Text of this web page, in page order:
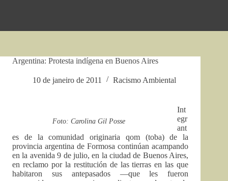
Argentina: Protesta indígena en Buenos Aires
10 de janeiro de 2011 Racismo Ambiental
Foto: Carolina Gil Posse
Int
egr
ant
es de la comunidad originaria qom (toba) de la
provincia argentina de Formosa continúan acampando
en la avenida 9 de julio, en la ciudad de Buenos Aires,
en reclamo por la restitución de las tierras en las que
habitaron sus antepasados —que les fueron